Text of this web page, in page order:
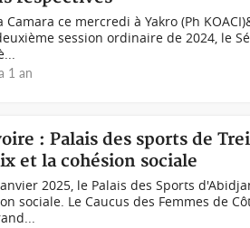
Camara ce mercredi à Yakro (Ph
session ordinaire de 2024, le
1 an
: Palais des sports de
et la cohésion sociale
2025, le Palais des Sports
sociale. Le Caucus des Femmes de